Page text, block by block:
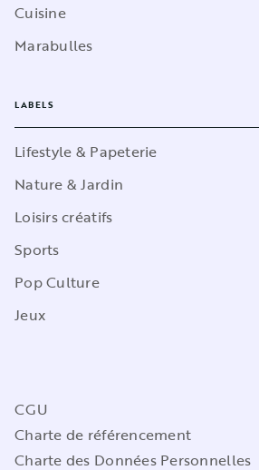
Cuisine
Marabulles
LABELS
Lifestyle & Papeterie
Nature & Jardin
Loisirs créatifs
Sports
Pop Culture
Jeux
CGU
Charte de référencement
Charte des Données Personnelles